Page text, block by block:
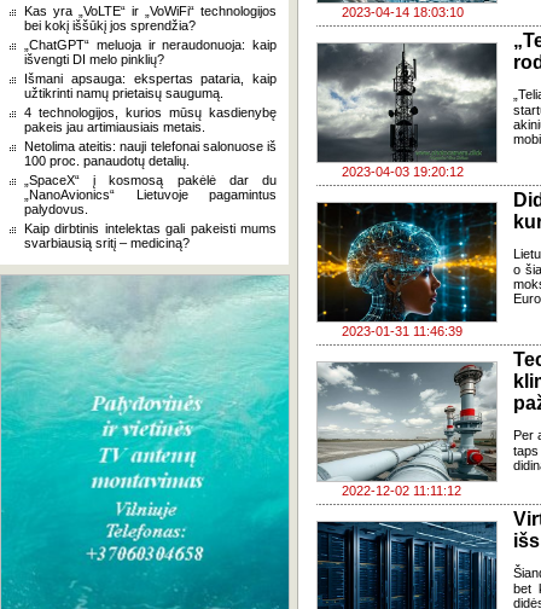
Kas yra „VoLTE“ ir „VoWiFi“ technologijos
bei kokį iššūkį jos sprendžia?
„ChatGPT“ meluoja ir neraudonuoja: kaip
išvengti DI melo pinklių?
Išmani apsauga: ekspertas pataria, kaip
užtikrinti namų prietaisų saugumą.
4 technologijos, kurios mūsų kasdienybę
pakeis jau artimiausiais metais.
Netolima ateitis: nauji telefonai salonuose iš
100 proc. panaudotų detalių.
„SpaceX“ į kosmosą pakėlė dar du
„NanoAvionics“ Lietuvoje pagamintus
palydovus.
Kaip dirbtinis intelektas gali pakeisti mums
svarbiausią sritį – mediciną?
2023-04-14 18:03:10
2023-04-03 19:20:12
2023-01-31 11:46:39
o
2022-12-02 11:11:12
Per
bet